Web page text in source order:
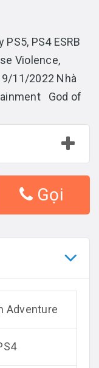
PS4 ESRB
Violence,
9/11/2022 Nhà
God of
Gọi
Adventure